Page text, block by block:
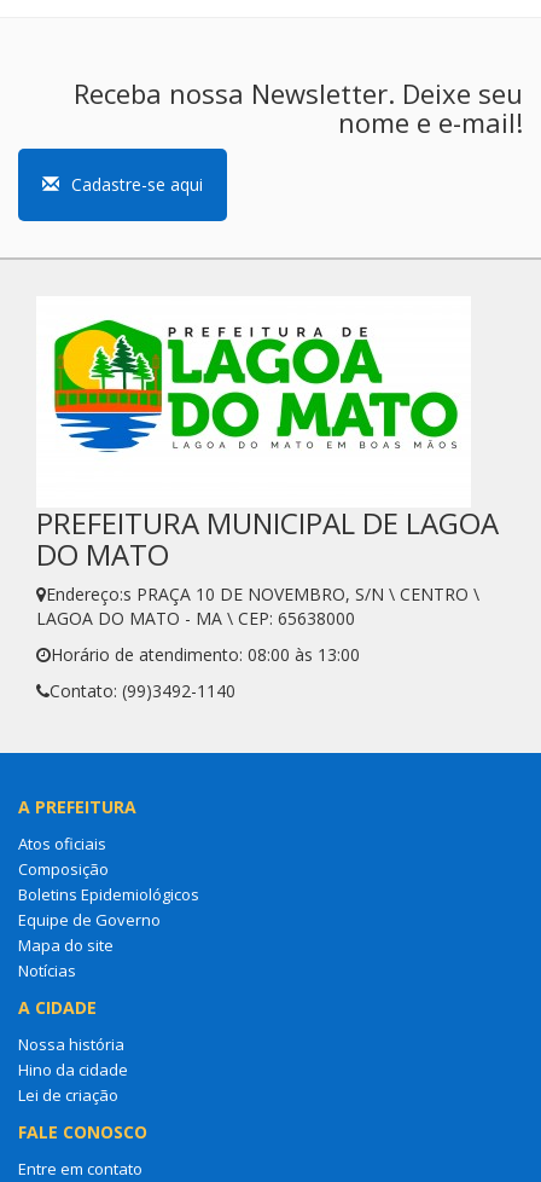
Receba nossa Newsletter. Deixe seu
nome e e-mail!
Cadastre-se aqui
PREFEITURA MUNICIPAL DE LAGOA
DO MATO
Endereço:s PRAÇA 10 DE NOVEMBRO, S/N \ CENTRO \
LAGOA DO MATO - MA \ CEP: 65638000
Horário de atendimento: 08:00 às 13:00
Contato: (99)3492-1140
A PREFEITURA
Atos oficiais
Composição
Boletins Epidemiológicos
Equipe de Governo
Mapa do site
Notícias
A CIDADE
Nossa história
Hino da cidade
Lei de criação
FALE CONOSCO
Entre em contato